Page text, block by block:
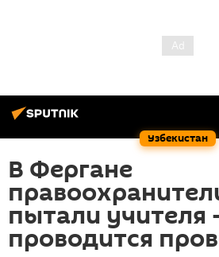
Узбекистан
В Фергане
пытали учителя
проводится